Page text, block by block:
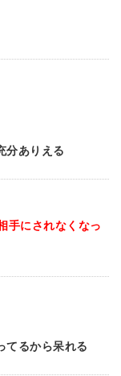
分ありえる
手にされなくなっ
てるから呆れる